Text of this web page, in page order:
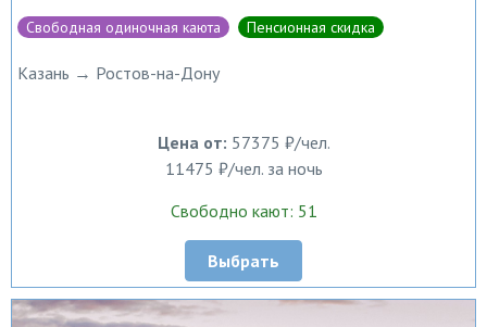
Свободная одиночная каюта Пенсионная скидка
Казань → Ростов-на-Дону
Цена от: 57375 ₽/чел.
11475 ₽/чел. за ночь
Свободно кают: 51
Выбрать